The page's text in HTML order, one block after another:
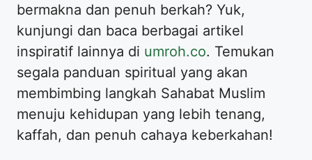
bermakna dan penuh berkah? Yuk,
kunjungi dan baca berbagai artikel
inspiratif lainnya di umroh.co. Temukan
segala panduan spiritual yang akan
membimbing langkah Sahabat Muslim
menuju kehidupan yang lebih tenang,
kaffah, dan penuh cahaya keberkahan!